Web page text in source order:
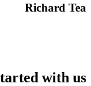
Get started